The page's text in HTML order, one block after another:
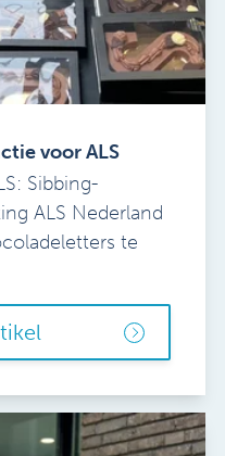
voor ALS
Sibbing-
ALS Nederland
te